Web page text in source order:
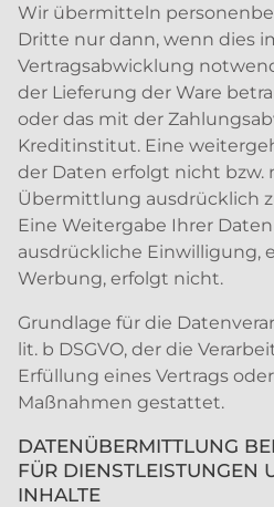
Wir übermitteln
Dritte nur dann, wenn dies
Vertragsabwicklung
der Lieferung der Ware
oder das mit der
Kreditinstitut. Eine
der Daten erfolgt nicht bzw.
Übermittlung ausdrücklich
Eine Weitergabe Ihrer
ausdrückliche Einwilligung,
Werbung, erfolgt nicht.
Grundlage für die
lit. b DSGVO, der die
Erfüllung eines Vertrags
Maßnahmen gestattet.
DATENÜBERMITTLUNG
FÜR DIENSTLEISTUNGEN
INHALTE